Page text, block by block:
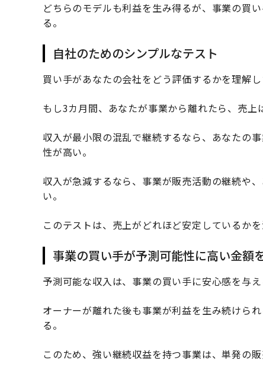
どちらのモデルも利益を生み得るが、事業の買
る。
自社のためのシンプルなテスト
買い手があなたの会社をどう評価するかを理解
もし3カ月間、あなたが事業から離れたら、売上
収入が最小限の混乱で継続するなら、あなたの
性が高い。
収入が急減するなら、事業が販売活動の継続や
い。
このテストは、売上がどれほど安定しているかを
事業の買い手が予測可能性に高い金額
予測可能な収入は、事業の買い手に安心感を与え
オーナーが離れた後も事業が利益を生み続けら
る。
このため、強い継続収益を持つ事業は、単発の